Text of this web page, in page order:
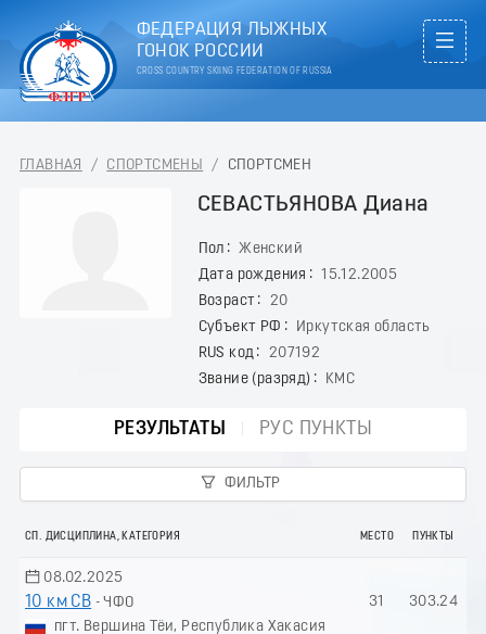
ФЕДЕРАЦИЯ ЛЫЖНЫХ
ГОНОК РОССИИ
CROSS COUNTRY SKIING FEDERATION OF RUSSIA
ГЛАВНАЯ / СПОРТСМЕНЫ / СПОРТСМЕН
СЕВАСТЬЯНОВА Диана
Пол
Женский
Дата рождения
15.12.2005
Возраст
20
Субъект РФ
Иркутская область
RUS код
207192
Звание (разряд)
КМС
РЕЗУЛЬТАТЫ РУС ПУНКТЫ
ФИЛЬТР
СП. ДИСЦИПЛИНА, КАТЕГОРИЯ МЕСТО ПУНКТЫ
08.02.2025
10 км СВ - ЧФО
пгт. Вершина Тёи, Республика Хакасия
31 303.24